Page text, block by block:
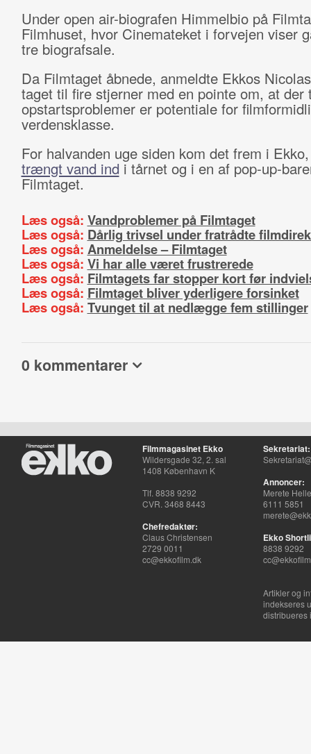
Under open air-biografen Himmelbio på
Filmhuset, hvor Cinemateket i forvejen viser
tre biografsale.
Da Filmtaget åbnede, anmeldte Ekkos
taget til fire stjerner med en pointe om, at der
opstartsproblemer er potentiale for
verdensklasse.
For halvanden uge siden kom det frem i
trængt vand ind i tårnet og i en af pop-up-
Filmtaget.
Læs også: Vandproblemer på Filmtaget
Læs også: Dårlig trivsel under fratrådte
Læs også: Anmeldelse – Filmtaget
Læs også: Vi har alle været frustrerede
Læs også: Filmtagets far stopper kort før
Læs også: Filmtaget bliver yderligere forsinket
Læs også: Tvunget til at nedlægge fem stillinger
0 kommentarer
Filmmagasinet Ekko
Wildersgade 32, 2. sal
1408 København K
Tlf. 8838 9292
CVR. 3468 8443
Chefredaktør:
Claus Christensen
2729 0011
cc@ekkofilm.dk
Sekretariat:
Annoncer:
Merete
6111 5851
Ekko
8838 9292
Artikler og
indekseres
distribueres